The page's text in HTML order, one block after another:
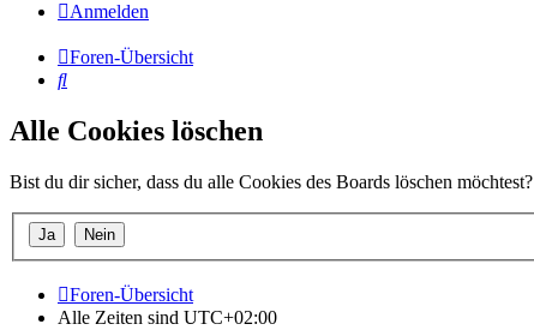
Anmelden
Foren-Übersicht
Suche
Alle Cookies löschen
Bist du dir sicher, dass du alle Cookies des Boards löschen möchtest?
Foren-Übersicht
Alle Zeiten sind UTC+02:00